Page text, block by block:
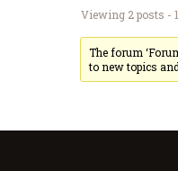
Viewing 2 posts -
The forum
to new topics